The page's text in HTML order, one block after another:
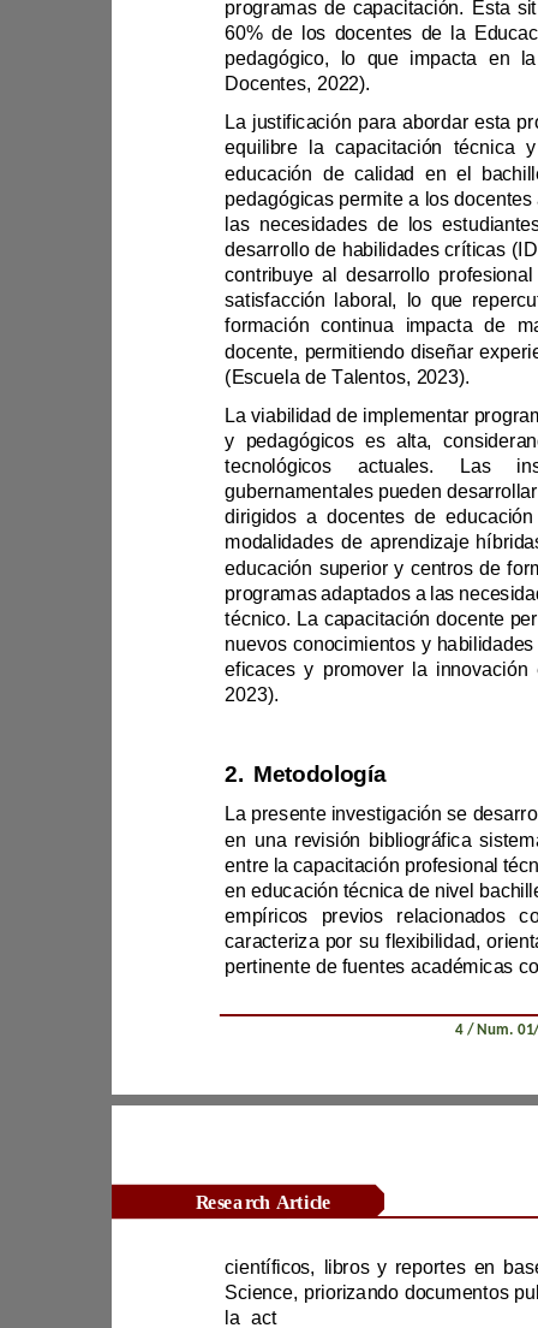
Revista Científica Zambos / Vol. 04
Docentes, 2022).
pedagógicas p
(Escuela de Talentos, 2023).
gubernamentales pueden de
2023).
2. Metodología
empíricos pre
Research Article
la act